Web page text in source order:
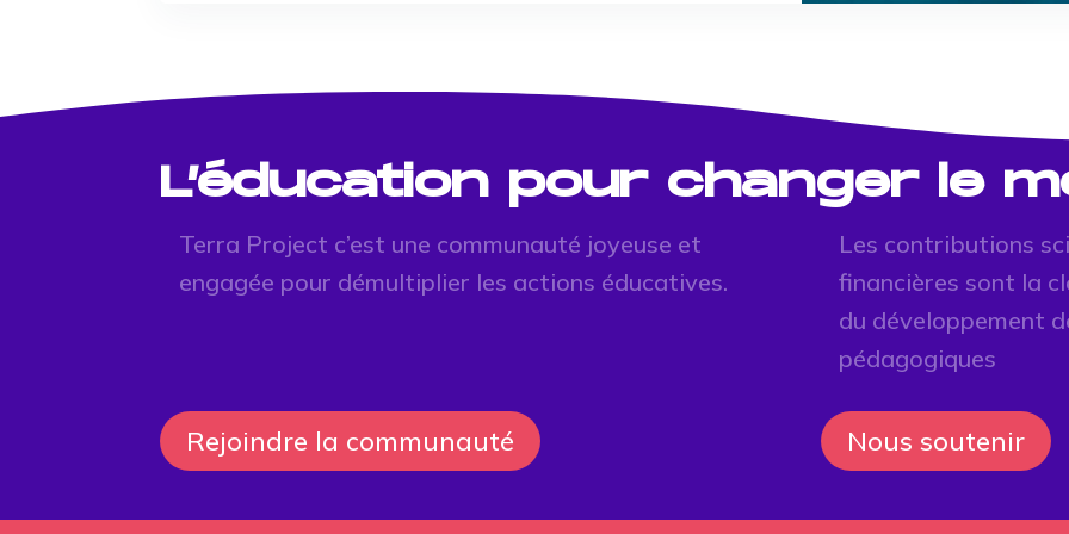
L’éducation pour changer le
Terra Project c’est une communauté joyeuse et
engagée pour démultiplier les actions éducatives.
Les contributions
financières sont la
du développement
pédagogiques
Rejoindre la communauté Nous soutenir